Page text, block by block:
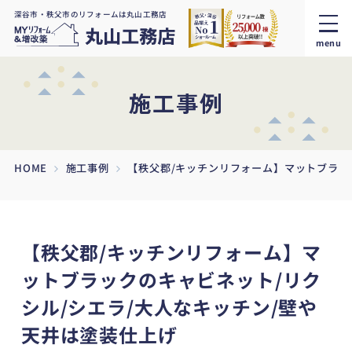
深谷市・秩父市のリフォームは丸山工務店
menu
施工事例
HOME 施工事例 【秩父郡/キッチンリフォーム】マットブラ
【秩父郡/キッチンリフォーム】マ
ットブラックのキャビネット/リク
シル/シエラ/大人なキッチン/壁や
天井は塗装仕上げ